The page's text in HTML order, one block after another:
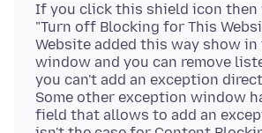
If you click this shield icon then
"Turn off Blocking for This
Website added this way show
window and you can remove
you can't add an exception
Some other exception window
field that allows to add an